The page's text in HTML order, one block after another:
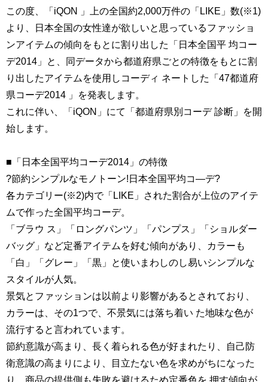
この度、「iQON 」上の全国約2,000万件の「LIKE」数(※1)
より、日本全国の女性達が欲しいと思っているファッショ
ンアイテムの傾向をもとに割り出した「日本全国平 均コー
デ2014」と、同データから都道府県ごとの特徴をもとに割
り出したアイテムを使用しコーディ ネートした「47都道府
県コーデ2014 」を発表します。
これに伴い、「iQON」にて「都道府県別コーデ 診断」を開
始します。
■「日本全国平均コーデ2014」の特徴
?節約シンプルなモノトーン!日本全国平均コ―デ?
各カテゴリー(※2)内で「LIKE」された割合が上位のアイテ
ムで作った全国平均コーデ。
「ブラウ ス」「ロングパンツ」「パンプス」「ショルダー
バッグ」など定番アイテムを好む傾向があり、カラーも
「白」「グレー」「黒」と使いまわしのし易いシンプルな
スタイルが人気。
景気とファッションは以前より影響があるとされており、
カラーは、その1つで、不景気には落ち着い た地味な色が
流行すると言われています。
節約意識が高まり、長く着られる色が好まれたり、自己防
衛意識の高まりにより、目立たない色を求めがちになった
り、商品の提供側も失敗を避けるため定番色を 押す傾向が